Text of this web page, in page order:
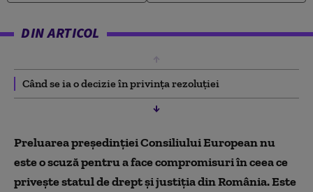
DIN ARTICOL
Când se ia o decizie în privința rezoluției
Preluarea preşedinţiei Consiliului European nu
este o scuză pentru a face compromisuri în ceea ce
priveşte statul de drept şi justiţia din România. Este